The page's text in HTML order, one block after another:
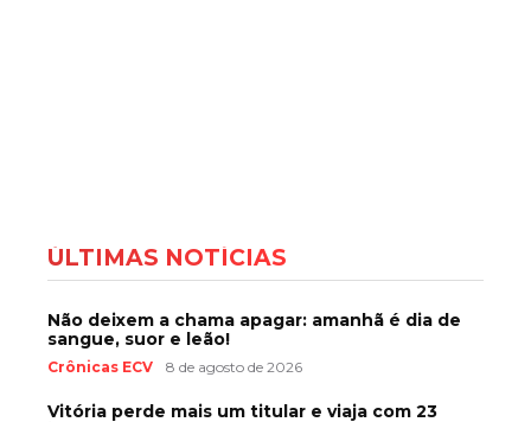
ÚLTIMAS NOTÍCIAS
Não deixem a chama apagar: amanhã é dia de
sangue, suor e leão!
Crônicas ECV 8 de agosto de 2026
Vitória perde mais um titular e viaja com 23